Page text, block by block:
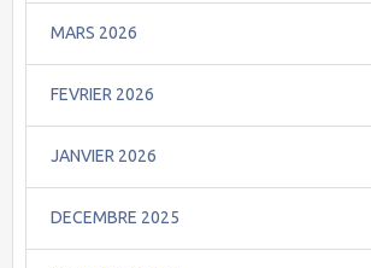
MARS 2026
FEVRIER 2026
JANVIER 2026
DECEMBRE 2025